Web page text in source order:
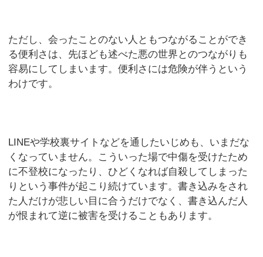
ただし、会ったことのない人ともつながることができ
る便利さは、先ほども述べた悪の世界とのつながりも
容易にしてしまいます。便利さには危険が伴うという
わけです。
LINEや学校裏サイトなどを通したいじめも、いまだな
くなっていません。こういった場で中傷を受けたため
に不登校になったり、ひどくなれば自殺してしまった
りという事件が起こり続けています。書き込みをされ
た人だけが悲しい目に合うだけでなく、書き込んだ人
が恨まれて逆に被害を受けることもあります。